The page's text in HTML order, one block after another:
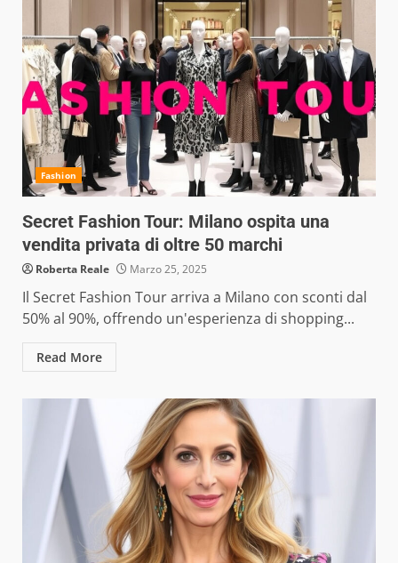
Fashion
Secret Fashion Tour: Milano ospita una
vendita privata di oltre 50 marchi
Roberta Reale Marzo 25, 2025
Il Secret Fashion Tour arriva a Milano con sconti dal
50% al 90%, offrendo un'esperienza di shopping...
Read More